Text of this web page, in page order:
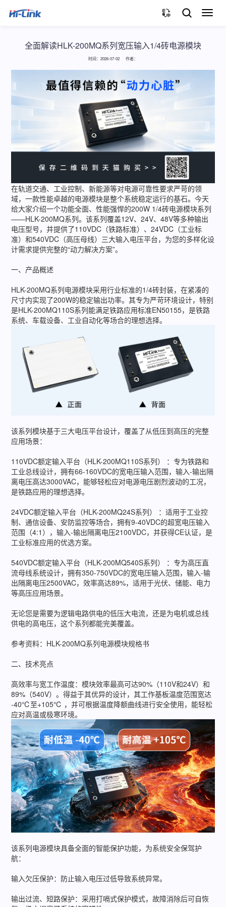
切
全面解读HLK-200MQ系列宽压输入1/4砖电源模块
时间：2026-07-02 作者：
在轨道交通、工业控制、新能源等对电源可靠性要求严苛的领
域，一款性能卓越的电源模块是整个系统稳定运行的基石。今天
给大家介绍一个功能全面、性能强悍的200W 1/4砖电源模块系列
——HLK-200MQ系列。该系列覆盖12V、24V、48V等多种输出
电压型号，并提供了110VDC（铁路标准）、24VDC（工业标
准）和540VDC（高压母线）三大输入电压平台，为您的多样化设
计需求提供完整的“动力解决方案”。
一、产品概述
HLK-200MQ系列电源模块采用行业标准的1/4砖封装，在紧凑的
尺寸内实现了200W的稳定输出功率。其专为严苛环境设计，特别
是HLK-200MQ110S系列能满足铁路应用标准EN50155，是铁路
系统、车载设备、工业自动化等场合的理想选择。
该系列模块基于三大电压平台设计，覆盖了从低压到高压的完整
应用场景：
110VDC额定输入平台（HLK-200MQ110S系列） ：专为铁路和
工业总线设计，拥有66-160VDC的宽电压输入范围，输入-输出隔
离电压高达3000VAC，能够轻松应对电源电压剧烈波动的工况，
是铁路应用的理想选择。
24VDC额定输入平台（HLK-200MQ24S系列） ：适用于工业控
制、通信设备、安防监控等场合，拥有9-40VDC的超宽电压输入
范围（4:1），输入-输出隔离电压2100VDC，并获得CE认证，是
工业标准应用的优选方案。
540VDC额定输入平台（HLK-200MQ540S系列） ：专为高压直
流母线系统设计，拥有350-750VDC的宽电压输入范围，输入-输
出隔离电压2500VAC，效率高达89%，适用于光伏、储能、电力
等高压应用场景。
无论您是需要为逻辑电路供电的低压大电流，还是为电机或总线
供电的高电压，这个系列都能完美覆盖。
参考资料：HLK-200MQ系列电源模块规格书
二、技术亮点
高效率与宽工作温度：模块效率最高可达90%（110V和24V）和
89%（540V）。得益于其优异的设计，其工作基板温度范围宽达
-40℃至+105℃ ，并可根据温度降额曲线进行安全使用，能轻松
应对高温或极寒环境。
该系列电源模块具备全面的智能保护功能，为系统安全保驾护
航：
输入欠压保护：防止输入电压过低导致系统异常。
输出过流、短路保护：采用打嗝式保护模式，故障消除后可自恢